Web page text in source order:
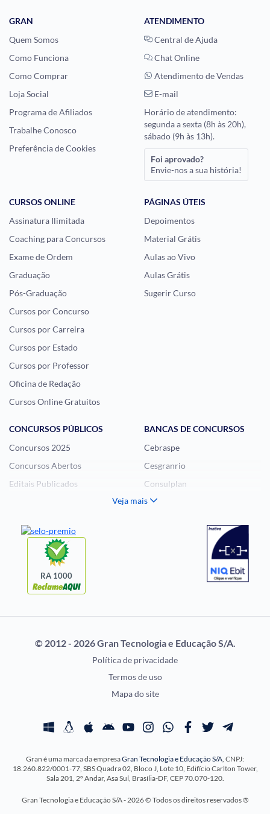
GRAN
Quem Somos
Como Funciona
Como Comprar
Loja Social
Programa de Afiliados
Trabalhe Conosco
Preferência de Cookies
ATENDIMENTO
Central de Ajuda
Chat Online
Atendimento de Vendas
E-mail
Horário de atendimento:
segunda a sexta (8h às 20h),
sábado (9h às 13h).
Foi aprovado?
Envie-nos a sua história!
CURSOS ONLINE
Assinatura Ilimitada
Coaching para Concursos
Exame de Ordem
Graduação
Pós-Graduação
Cursos por Concurso
Cursos por Carreira
Cursos por Estado
Cursos por Professor
Oficina de Redação
Cursos Online Gratuitos
PÁGINAS ÚTEIS
Depoimentos
Material Grátis
Aulas ao Vivo
Aulas Grátis
Sugerir Curso
CONCURSOS PÚBLICOS
Concursos 2025
Concursos Abertos
Editais Publicados
Questões de Concurso
BANCAS DE CONCURSOS
Cebraspe
Cesgranrio
Consulplan
FCC
CONCURSOS POR
Concursos Militares
Concursos Saúde
Concursos Tribunais
Residência Multiprofissional
EXAME DE ORDEM
OAB
Prova OAB
Calendário OAB
Questões OAB
Exame de Ordem
Veja mais
RA 1000
© 2012 - 2026 Gran Tecnologia e Educação S/A.
Política de privacidade
Termos de uso
Mapa do site
Gran é uma marca da empresaGran Tecnologia e Educação S/A , CNPJ:
18.260.822/0001-77, SBS Quadra 02, Bloco J, Lote 10, Edifício Carlton Tower,
Sala 201, 2º Andar, Asa Sul, Brasília-DF, CEP 70.070-120.
Gran Tecnologia e Educação S/A - 2026 © Todos os direitos reservados ®